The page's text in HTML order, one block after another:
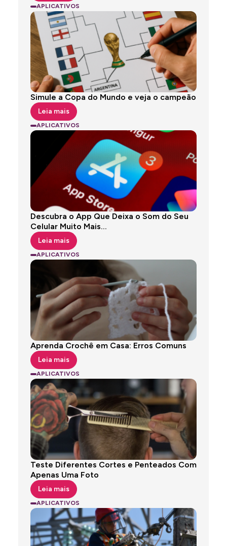
ANÚNCIOS
APLICATIVOS
Simule a Copa do Mundo e veja o campeão
Leia mais
APLICATIVOS
Descubra o App Que Deixa o Som do Seu
Celular Muito Mais...
Leia mais
APLICATIVOS
Aprenda Crochê em Casa: Erros Comuns
Leia mais
APLICATIVOS
Teste Diferentes Cortes e Penteados Com
Apenas Uma Foto
Leia mais
APLICATIVOS